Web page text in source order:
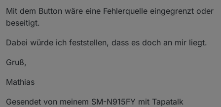
Mit dem Button wäre eine Fehlerquelle eingegrenzt oder
beseitigt.
Dabei würde ich feststellen, dass es doch an mir liegt.
Gruß,
Mathias
Gesendet von meinem SM-N915FY mit Tapatalk